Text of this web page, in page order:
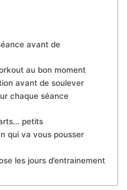
avant de
au bon moment
avant de soulever
chaque séance
petits
qui va vous pousser
les jours d’entrainement